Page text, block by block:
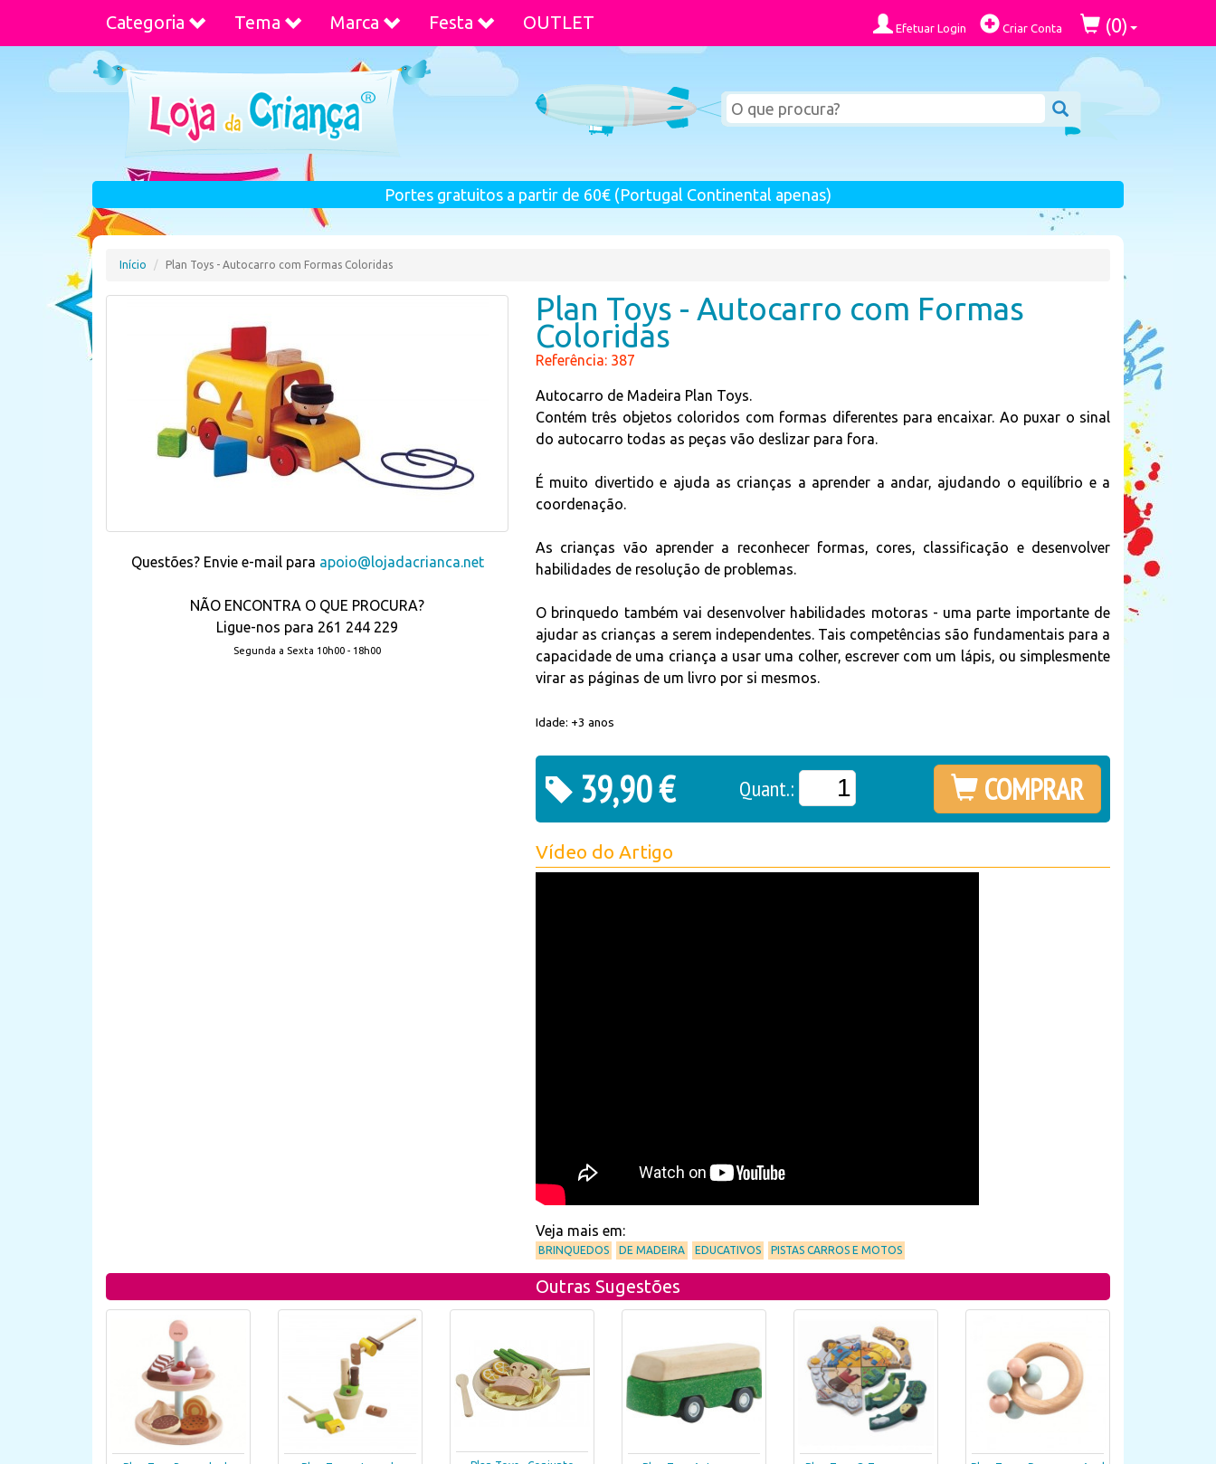
Categoria Tema Marca Festa OUTLET Efetuar Login Criar Conta (0)
Portes gratuitos a partir de 60€ (Portugal Continental apenas)
Início Plan Toys - Autocarro com Formas Coloridas
Questões? Envie e-mail para apoio@lojadacrianca.net
NÃO ENCONTRA O QUE PROCURA?
Ligue-nos para 261 244 229
Segunda a Sexta 10h00 - 18h00
Plan Toys - Autocarro com Formas
Coloridas
Referência: 387
Autocarro de Madeira Plan Toys.
Contém três objetos coloridos com formas diferentes para encaixar. Ao puxar o sinal
do autocarro todas as peças vão deslizar para fora.
É muito divertido e ajuda as crianças a aprender a andar, ajudando o equilíbrio e a
coordenação.
As crianças vão aprender a reconhecer formas, cores, classificação e desenvolver
habilidades de resolução de problemas.
O brinquedo também vai desenvolver habilidades motoras - uma parte importante de
ajudar as crianças a serem independentes. Tais competências são fundamentais para a
capacidade de uma criança a usar uma colher, escrever com um lápis, ou simplesmente
virar as páginas de um livro por si mesmos.
Idade: +3 anos
39,90 € Quant.: COMPRAR
Vídeo do Artigo
Veja mais em:
BRINQUEDOS DE MADEIRA EDUCATIVOS PISTAS CARROS E MOTOS
Outras Sugestões